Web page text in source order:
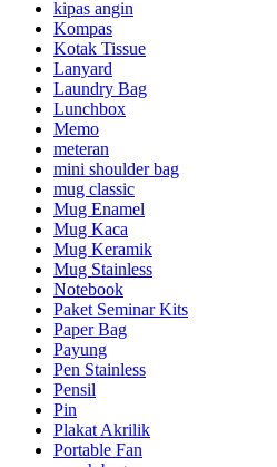
kipas angin
Kompas
Kotak Tissue
Lanyard
Laundry Bag
Lunchbox
Memo
meteran
mini shoulder bag
mug classic
Mug Enamel
Mug Kaca
Mug Keramik
Mug Stainless
Notebook
Paket Seminar Kits
Paper Bag
Payung
Pen Stainless
Pensil
Pin
Plakat Akrilik
Portable Fan